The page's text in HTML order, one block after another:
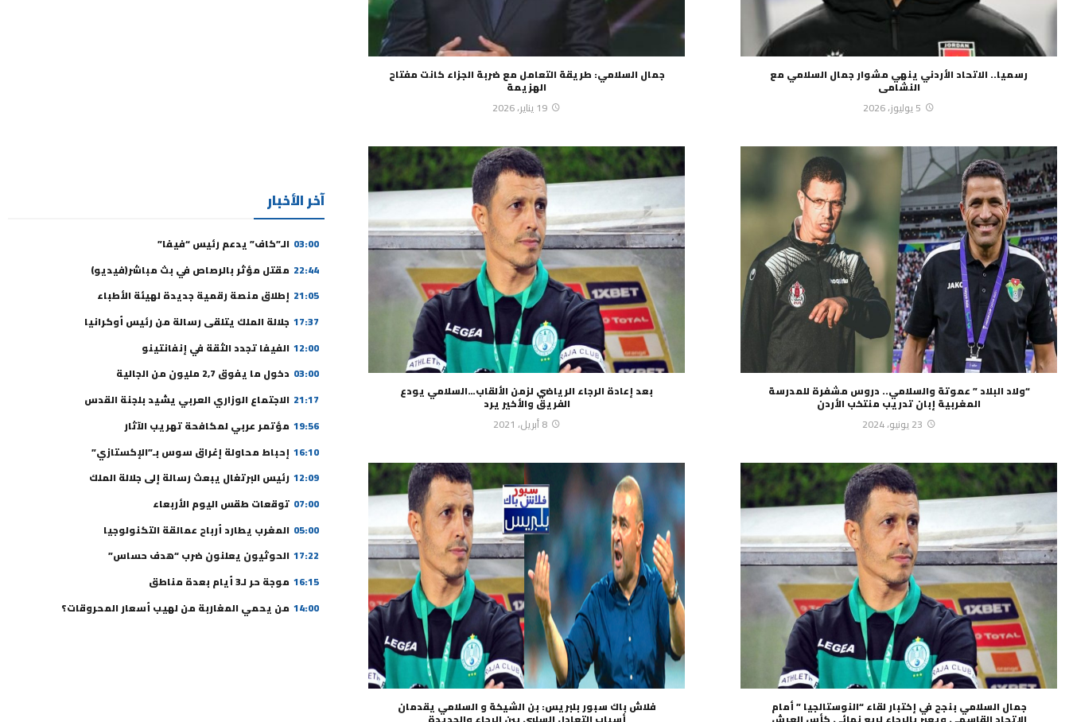
رسميا.. الاتحاد الأردني ينهي مشوار جمال السلامي مع
النشامى
5 يوليوز، 2026
جمال السلامي: طريقة التعامل مع ضربة الجزاء كانت مفتاح
الهزيمة
19 يناير، 2026
“ولاد البلاد ” عموتة والسلامي.. دروس مشفرة للمدرسة
المغربية إبان تدريب منتخب الأردن
23 يونيو، 2024
بعد إعادة الرجاء الرياضي لزمن الألقاب…السلامي يودع
الفريق والأخير يرد
8 أبريل، 2021
جمال السلامي بنجح في إختبار لقاء “النوستالجيا ” أمام فلاش باك سبور بلبريس: بن الشيخة و السلامي يقدمان
آخر الأخبار
03:00 الـ”كاف” يدعم رئيس “فيفا”
22:44 مقتل مؤثر بالرصاص في بث مباشر(فيديو)
21:05 إطلاق منصة رقمية جديدة لهيئة الأطباء
17:37 جلالة الملك يتلقى رسالة من رئيس أوكرانيا
12:00 الفيفا تجدد الثقة في إنفانتينو
03:00 دخول ما يفوق 2,7 مليون من الجالية
21:17 الاجتماع الوزاري العربي يشيد بلجنة القدس
19:56 مؤتمر عربي لمكافحة تهريب الآثار
16:10 إحباط محاولة إغراق سوس بـ”الإكستازي”
12:09 رئيس البرتغال يبعث رسالة إلى جلالة الملك
07:00 توقعات طقس اليوم الأربعاء
05:00 المغرب يطارد أرباح عمالقة التكنولوجيا
17:22 الحوثيون يعلنون ضرب “هدف حساس”
16:15 موجة حر لـ3 أيام بعدة مناطق
14:00 من يحمي المغاربة من لهيب أسعار المحروقات؟